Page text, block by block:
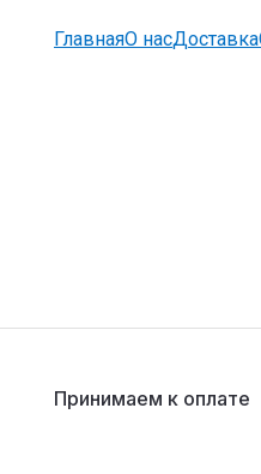
ГлавнаяО насДоставка
Принимаем к оплате